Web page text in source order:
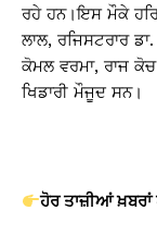
ਰਹੇ ਹਨ।ਇਸ ਮੌਕੇ
ਲਾਲ, ਰਜਿਸਟਰਾਰ
ਕੋਮਲ ਵਰਮਾ, ਰਾਜ
ਖਿਡਾਰੀ ਮੌਜੂਦ ਸਨ।
ਹੋਰ ਤਾਜ਼ੀਆਂ